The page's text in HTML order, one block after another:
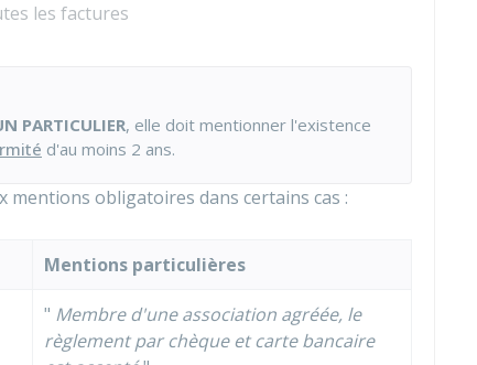
les factures
PARTICULIER, elle doit mentionner l'existence
d'au moins 2 ans.
mentions obligatoires dans certains cas :
Mentions particulières
" Membre d'uneassociation agréée, le
règlement par chèque et carte bancaire